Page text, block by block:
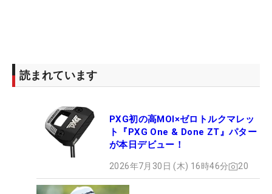
読まれています
PXG初の高MOI×ゼロトルクマレッ
ト『PXG One & Done ZT』パター
が本日デビュー！
2026年7月30日 (木) 16時46分 20